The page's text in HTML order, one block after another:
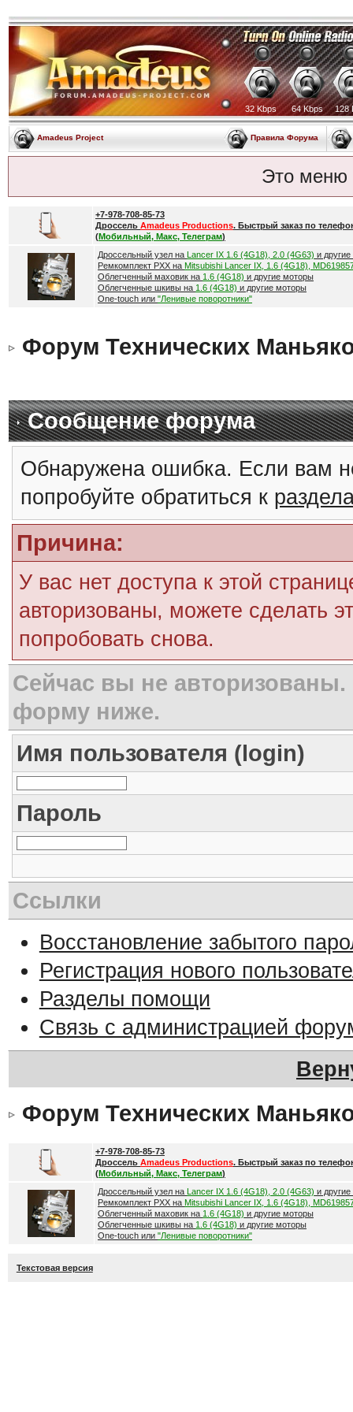
32 Kbps 64 Kbps 128
Amadeus Project Правила Форума
Это меню
+7-978-708-85-73
Дроссель Amadeus Productions. Быстрый заказ по
(Мобильный, Макс, Телеграм)
Дроссельный узел на Lancer IX 1.6 (4G18), 2.0 (4G63) и
Ремкомплект РХХ на Mitsubishi Lancer IX, 1.6 (4G18),
Облегченный маховик на 1.6 (4G18) и другие моторы
Облегченные шкивы на 1.6 (4G18) и другие моторы
One-touch или "Ленивые поворотники"
Форум Технических
Сообщение форума
Обнаружена ошибка. Если вам
попробуйте обратиться к
Причина:
У вас нет доступа к этой
авторизованы, можете сделать
попробовать снова.
Сейчас вы не авторизованы.
форму ниже.
Имя пользователя (login)
Пароль
Ссылки
Восстановление забытого
Регистрация нового
Разделы помощи
Связь с администрацией
Форум Технических
+7-978-708-85-73
Дроссель Amadeus Productions. Быстрый заказ по
(Мобильный, Макс, Телеграм)
Дроссельный узел на Lancer IX 1.6 (4G18), 2.0 (4G63) и
Ремкомплект РХХ на Mitsubishi Lancer IX, 1.6 (4G18),
Облегченный маховик на 1.6 (4G18) и другие моторы
Облегченные шкивы на 1.6 (4G18) и другие моторы
One-touch или "Ленивые поворотники"
Текстовая версия